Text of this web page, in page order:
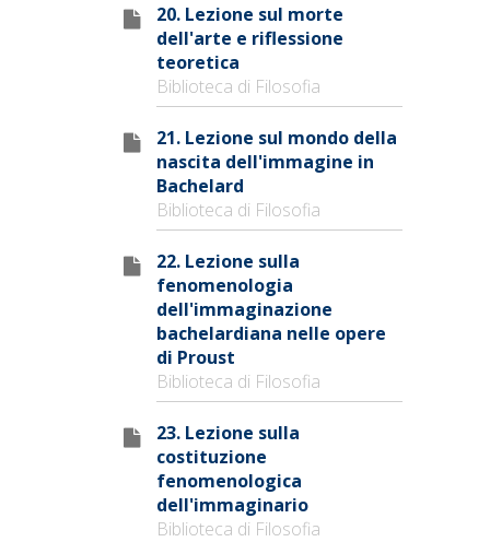
20. Lezione sul morte
dell'arte e riflessione
teoretica
Biblioteca di Filosofia
21. Lezione sul mondo della
nascita dell'immagine in
Bachelard
Biblioteca di Filosofia
22. Lezione sulla
fenomenologia
dell'immaginazione
bachelardiana nelle opere
di Proust
Biblioteca di Filosofia
23. Lezione sulla
costituzione
fenomenologica
dell'immaginario
Biblioteca di Filosofia